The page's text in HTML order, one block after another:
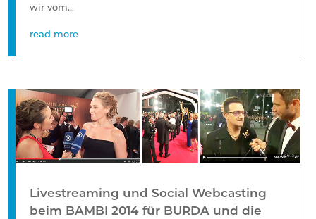
wir vom...
read more
Livestreaming und Social Webcasting
beim BAMBI 2014 für BURDA und die